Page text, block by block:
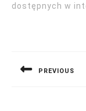
dostępnych w
PREVIOUS